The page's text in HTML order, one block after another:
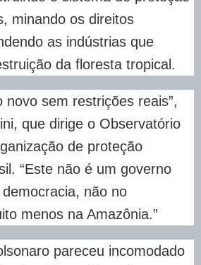
minando os direitos
as indústrias que
da floresta tropical.
novo sem restrições reais”,
que dirige o Observatório
de proteção
“Este não é um governo
não no
menos na Amazônia.”
pareceu incomodado